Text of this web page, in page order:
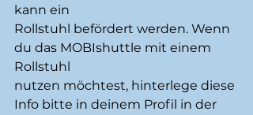
kann ein
Rollstuhl befördert werden. Wenn
du das MOBIshuttle mit einem
Rollstuhl
nutzen möchtest, hinterlege diese
Info bitte in deinem Profil in der